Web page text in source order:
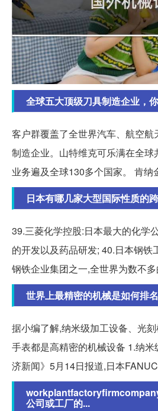
全球五大顶级刀具制造企业，
客户群覆盖了全世界汽车、航空航
制造企业。山特维克可乐满在全球
业务遍及全球130多个国家。 肯纳
日本有哪几家大型国际性质的
39.三菱化学控股:日本最大的化学
的开发以及药品研发; 40.日本钢铁
钢铁企业集团之一,全世界为数不多
世界上最精密的机械是如何排
据小编了解,纳米级加工设备、光
手表都是高精密的机械设备 1.纳
济新闻》5月14日报道,日本FANUC
公司或工厂的...